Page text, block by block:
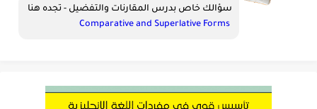
سؤالك خاص بدرس المقارنات والتفضيل - تجده هنا
Comparative and Superlative Forms